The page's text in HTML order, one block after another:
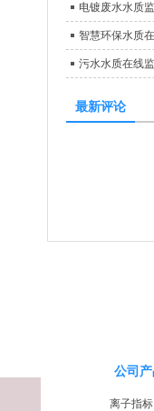
电镀废水水质
智慧环保水质
污水水质在线
最新评论
公司
离子指标